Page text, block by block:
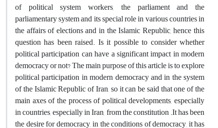
of political system workers, the parliament and the
parliamentary system and its special role in various countries in
the affairs of elections and in the Islamic Republic, hence this
question has been raised. Is it possible to consider whether
political participation can have a significant impact in modern
democracy or not? The main purpose of this article is to explore
political participation in modern democracy and in the system
of the Islamic Republic of Iran, so it can be said that one of the
main axes of the process of political developments, especially
in countries, especially in Iran, from the constitution .It has been
the desire for democracy, in the conditions of democracy, it has